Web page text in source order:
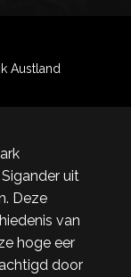
Austland
uit
Deze
van
hoge eer
door